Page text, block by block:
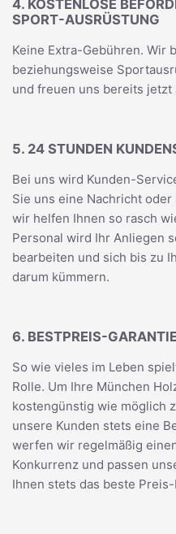
4. KOSTENLOSE
SPORT-AUSRÜSTUNG
Keine Extra-Gebühren. Wir
beziehungsweise
und freuen uns bereits
5. 24 STUNDEN
Bei uns wird Kunden-
Sie uns eine Nachricht oder
wir helfen Ihnen so rasch
Personal wird Ihr Anliegen
bearbeiten und sich bis zu
darum kümmern.
6. BESTPREIS-GARANTIE
So wie vieles im Leben
Rolle. Um Ihre München
kostengünstig wie möglich
unsere Kunden stets eine
werfen wir regelmäßig
Konkurrenz und passen
Ihnen stets das beste